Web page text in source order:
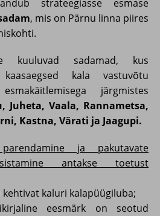
strateegiasse esmase
, mis on Pärnu linna piires
kuuluvad sadamad, kus
kala vastuvõtu
järgmistes
Juheta, Vaala, Rannametsa,
Kastna, Värati ja Jaagupi.
ja pakutavate
antakse toetust
kaluri kalapüügiluba;
eesmärk on seotud